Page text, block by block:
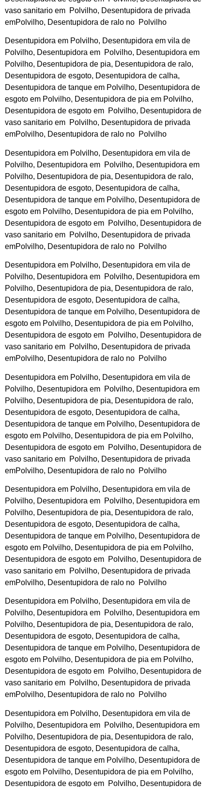
vaso sanitario em Polvilho, Desentupidora de privada
emPolvilho, Desentupidora de ralo no Polvilho
Desentupidora em Polvilho, Desentupidora em vila de
Polvilho, Desentupidora em Polvilho, Desentupidora em
Polvilho, Desentupidora de pia, Desentupidora de ralo,
Desentupidora de esgoto, Desentupidora de calha,
Desentupidora de tanque em Polvilho, Desentupidora de
esgoto em Polvilho, Desentupidora de pia em Polvilho,
Desentupidora de esgoto em Polvilho, Desentupidora de
vaso sanitario em Polvilho, Desentupidora de privada
emPolvilho, Desentupidora de ralo no Polvilho
Desentupidora em Polvilho, Desentupidora em vila de
Polvilho, Desentupidora em Polvilho, Desentupidora em
Polvilho, Desentupidora de pia, Desentupidora de ralo,
Desentupidora de esgoto, Desentupidora de calha,
Desentupidora de tanque em Polvilho, Desentupidora de
esgoto em Polvilho, Desentupidora de pia em Polvilho,
Desentupidora de esgoto em Polvilho, Desentupidora de
vaso sanitario em Polvilho, Desentupidora de privada
emPolvilho, Desentupidora de ralo no Polvilho
Desentupidora em Polvilho, Desentupidora em vila de
Polvilho, Desentupidora em Polvilho, Desentupidora em
Polvilho, Desentupidora de pia, Desentupidora de ralo,
Desentupidora de esgoto, Desentupidora de calha,
Desentupidora de tanque em Polvilho, Desentupidora de
esgoto em Polvilho, Desentupidora de pia em Polvilho,
Desentupidora de esgoto em Polvilho, Desentupidora de
vaso sanitario em Polvilho, Desentupidora de privada
emPolvilho, Desentupidora de ralo no Polvilho
Desentupidora em Polvilho, Desentupidora em vila de
Polvilho, Desentupidora em Polvilho, Desentupidora em
Polvilho, Desentupidora de pia, Desentupidora de ralo,
Desentupidora de esgoto, Desentupidora de calha,
Desentupidora de tanque em Polvilho, Desentupidora de
esgoto em Polvilho, Desentupidora de pia em Polvilho,
Desentupidora de esgoto em Polvilho, Desentupidora de
vaso sanitario em Polvilho, Desentupidora de privada
emPolvilho, Desentupidora de ralo no Polvilho
Desentupidora em Polvilho, Desentupidora em vila de
Polvilho, Desentupidora em Polvilho, Desentupidora em
Polvilho, Desentupidora de pia, Desentupidora de ralo,
Desentupidora de esgoto, Desentupidora de calha,
Desentupidora de tanque em Polvilho, Desentupidora de
esgoto em Polvilho, Desentupidora de pia em Polvilho,
Desentupidora de esgoto em Polvilho, Desentupidora de
vaso sanitario em Polvilho, Desentupidora de privada
emPolvilho, Desentupidora de ralo no Polvilho
Desentupidora em Polvilho, Desentupidora em vila de
Polvilho, Desentupidora em Polvilho, Desentupidora em
Polvilho, Desentupidora de pia, Desentupidora de ralo,
Desentupidora de esgoto, Desentupidora de calha,
Desentupidora de tanque em Polvilho, Desentupidora de
esgoto em Polvilho, Desentupidora de pia em Polvilho,
Desentupidora de esgoto em Polvilho, Desentupidora de
vaso sanitario em Polvilho, Desentupidora de privada
emPolvilho, Desentupidora de ralo no Polvilho
Desentupidora em Polvilho, Desentupidora em vila de
Polvilho, Desentupidora em Polvilho, Desentupidora em
Polvilho, Desentupidora de pia, Desentupidora de ralo,
Desentupidora de esgoto, Desentupidora de calha,
Desentupidora de tanque em Polvilho, Desentupidora de
esgoto em Polvilho, Desentupidora de pia em Polvilho,
Desentupidora de esgoto em Polvilho, Desentupidora de